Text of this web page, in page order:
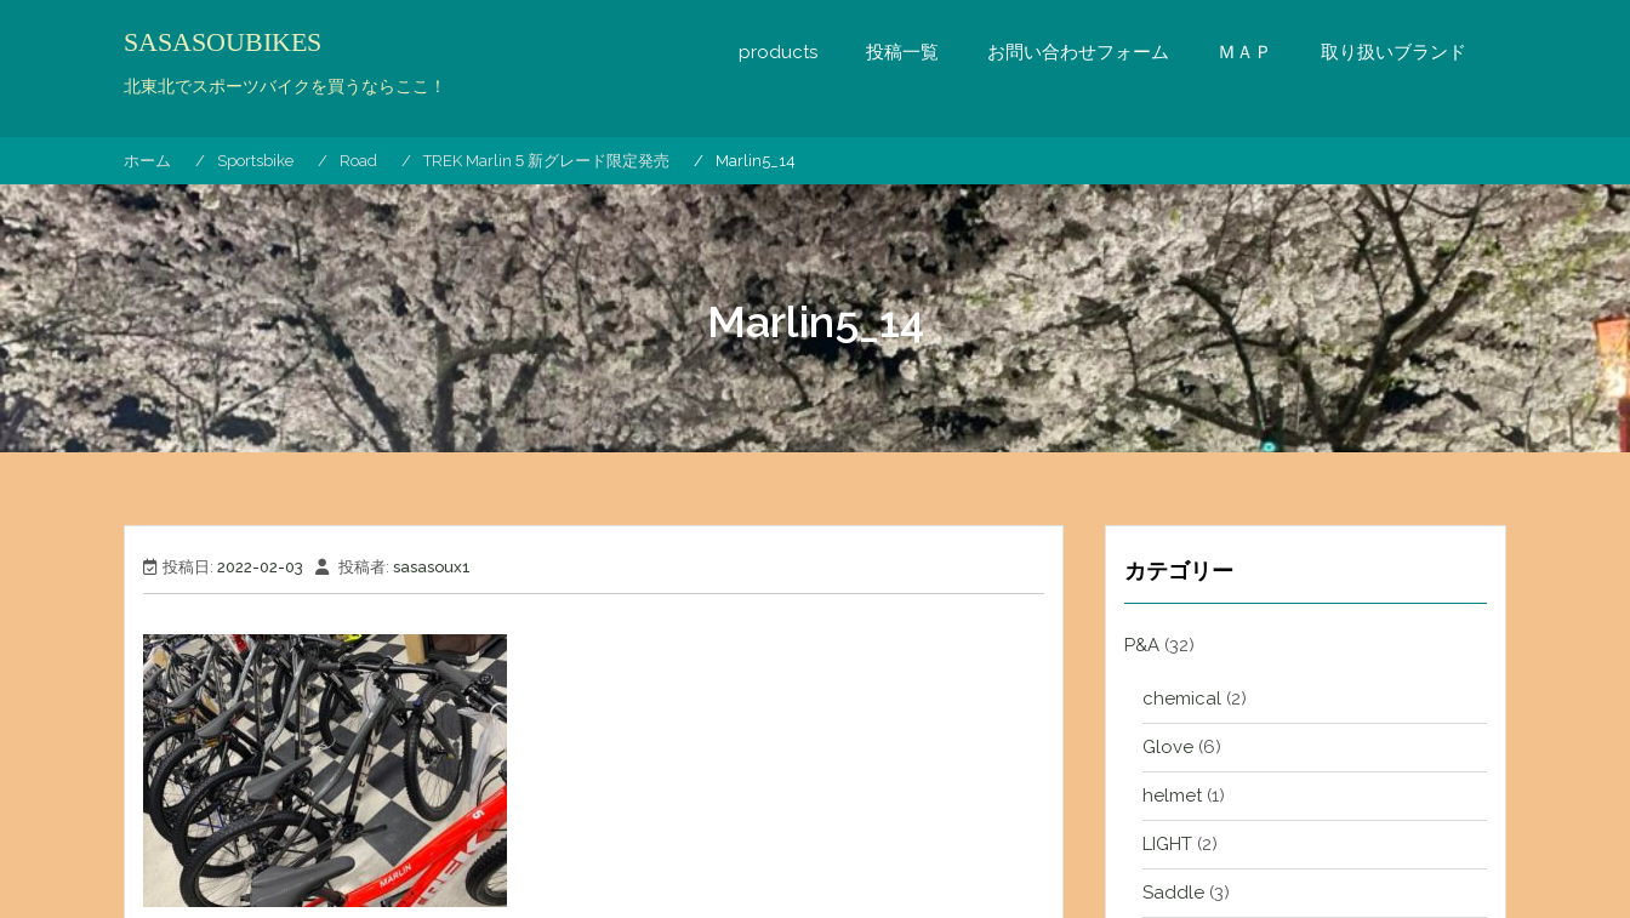
キ
ッ
プ
SASASOUBIKES
北東北でスポーツバイクを買うならここ！
products 投稿一覧 お問い合わせフォーム ＭＡＰ 取り扱いブランド
ホーム Sportsbike Road TREK Marlin５新グレード限定発売 Marlin5_14
Marlin5_14
投稿日: 2022-02-03 投稿者: sasasoux1 カテゴリー
P&A (32)
chemical (2)
Glove (6)
helmet(1)
LIGHT (2)
Saddle (3)